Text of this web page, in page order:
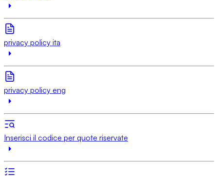
privacy policy ita
privacy policy eng
Inserisci il codice per quote riservate